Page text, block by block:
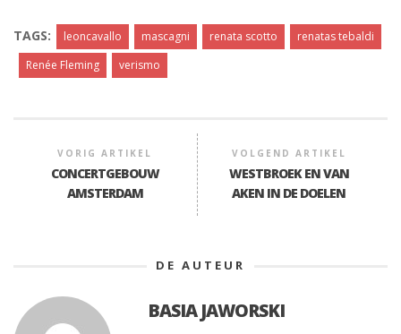
TAGS: leoncavallo mascagni renata scotto
renatas tebaldi
Renée Fleming
verismo
VORIG ARTIKEL
CONCERTGEBOUW
AMSTERDAM
VOLGEND ARTIKEL
WESTBROEK EN VAN
AKEN IN DE DOELEN
DE AUTEUR
BASIA JAWORSKI